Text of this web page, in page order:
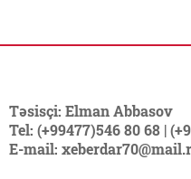
Təsisçi: Elman Abbasov
Tel: (+99477)546 80 68 |
E-mail: